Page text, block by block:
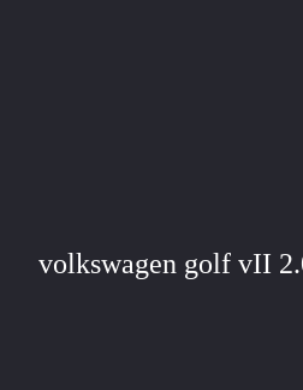
volkswagen golf vII